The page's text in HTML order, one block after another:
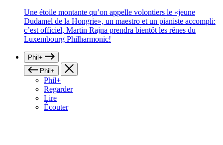
Une étoile montante qu’on appelle volontiers le «jeune
Dudamel de la Hongrie», un maestro et un pianiste accompli:
c’est officiel, Martin Rajna prendra bientôt les rênes du
Luxembourg Philharmonic!
Phil+
Phil+
Phil+
Regarder
Lire
Écouter